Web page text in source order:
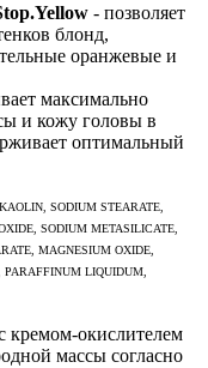
- позволяет
блонд,
оранжевые и
максимально
и кожу головы в
оптимальный
SODIUM STEARATE,
SODIUM METASILICATE,
MAGNESIUM OXIDE,
LIQUIDUM,
кремом-окислителем
массы согласно